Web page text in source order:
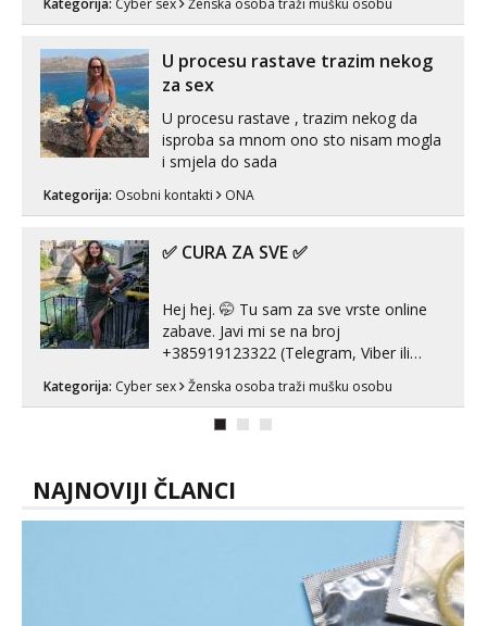
prorodne grudi, 💦 Misli su mi uvijek
U mojoj raznolikoj ponudi možeš
pranaći nešto po svojoj mjeri. Sexi videa
Kategorija: Cyber sex Ženska osoba traži mušku osobu
U procesu rastave trazim nekog
za sex
U procesu rastave , trazim nekog da
isproba sa mnom ono sto nisam mogla
i smjela do sada
Kategorija: Osobni kontakti ONA
✅ CURA ZA SVE ✅
Hej hej. 🤭 Tu sam za sve vrste online
zabave. Javi mi se na broj
+385919123322 (Telegram, Viber ili
Whatsapp). 🤙 NE javljaj se na uzivo.
Hvala.
Kategorija: Cyber sex Ženska osoba traži mušku osobu
NAJNOVIJI ČLANCI